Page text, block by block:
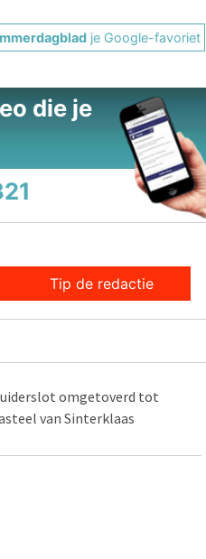
je Google-favoriet
die je
Tip de redactie
omgetoverd tot
van Sinterklaas